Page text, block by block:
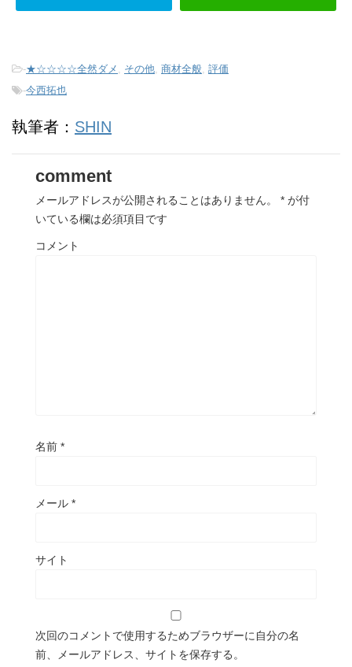
-★☆☆☆☆全然ダメ , その他, 商材全般, 評価
-今西拓也
執筆者： SHIN
comment
メールアドレスが公開されることはありません。 * が付
いている欄は必須項目です
コメント
名前 *
メール *
サイト
次回のコメントで使用するためブラウザーに自分の名
前、メールアドレス、サイトを保存する。